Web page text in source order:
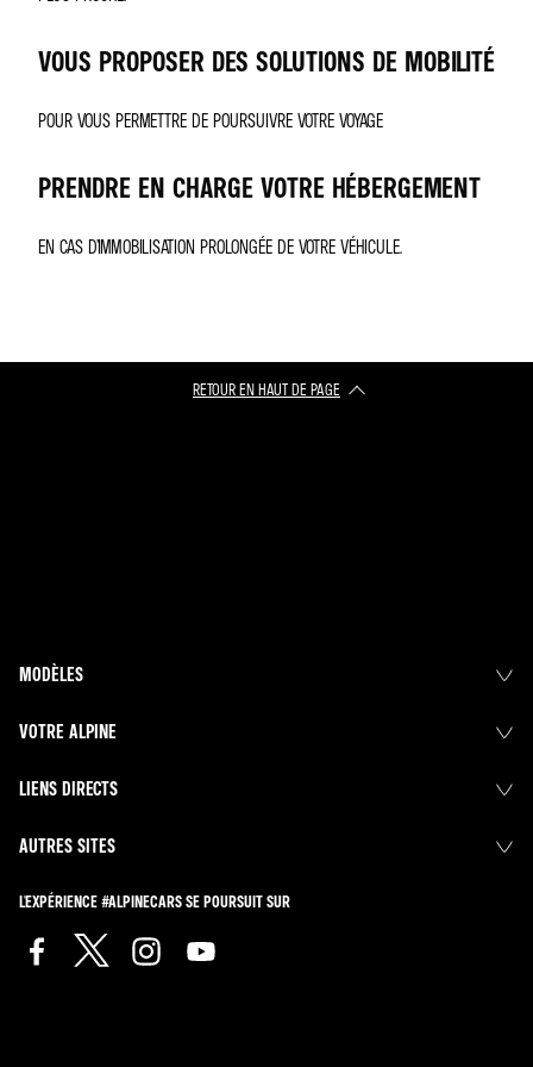
VOUS PROPOSER DES SOLUTIONS DE MOBILITÉ
POUR VOUS PERMETTRE DE POURSUIVRE VOTRE VOYAGE
PRENDRE EN CHARGE VOTRE HÉBERGEMENT
EN CAS D’IMMOBILISATION PROLONGÉE DE VOTRE VÉHICULE.
RETOUR EN HAUT DE PAGE​
MODÈLES
VOTRE ALPINE
LIENS DIRECTS
AUTRES SITES
L'EXPÉRIENCE #ALPINECARS SE POURSUIT SUR